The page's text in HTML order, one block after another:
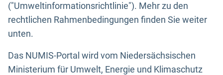
("Umweltinformationsrichtlinie"). Mehr zu den
rechtlichen Rahmenbedingungen finden Sie weiter
unten.
Das NUMIS-Portal wird vom Niedersächsischen
Ministerium für Umwelt, Energie und Klimaschutz